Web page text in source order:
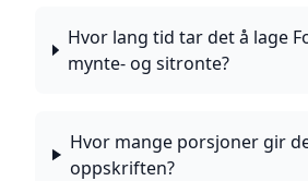
Hvor lang tid tar det å lage
mynte- og sitronte?
Hvor mange porsjoner gir
oppskriften?